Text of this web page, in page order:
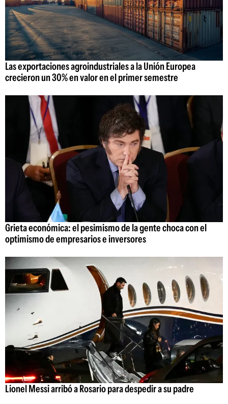
Las exportaciones agroindustriales a la Unión Europea
crecieron un 30% en valor en el primer semestre
Grieta económica: el pesimismo de la gente choca con el
optimismo de empresarios e inversores
Lionel Messi arribó a Rosario para despedir a su padre